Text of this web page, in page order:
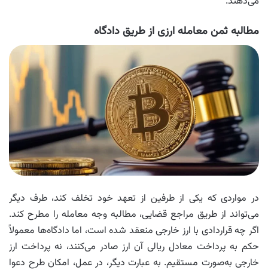
مطالبه ثمن معامله ارزی از طریق دادگاه
در مواردی که یکی از طرفین از تعهد خود تخلف کند، طرف دیگر
می‌تواند از طریق مراجع قضایی، مطالبه‌ وجه معامله را مطرح کند.
اگر چه قراردادی با ارز خارجی منعقد شده است، اما دادگاه‌ها معمولاً
حکم به پرداخت معادل ریالی آن ارز صادر می‌کنند، نه پرداخت ارز
خارجی به‌صورت مستقیم. به عبارت دیگر، در عمل، امکان طرح دعوا